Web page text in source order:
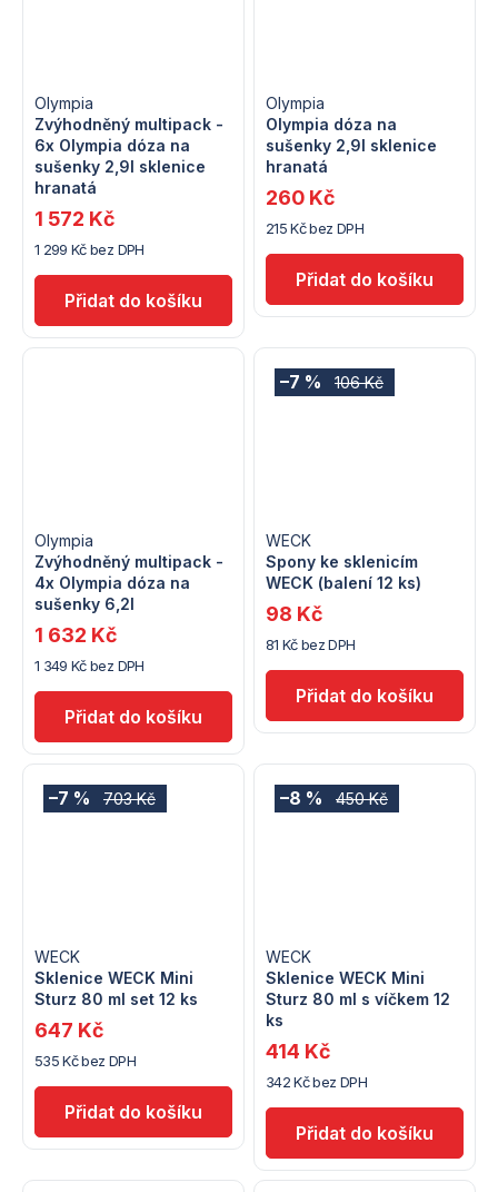
Zvýhodněný multipack -
6x Olympia dóza na
sušenky 2,9l sklenice
hranatá
Olympia
1 299 Kč bez DPH
1 572 Kč
Olympia dóza na
sušenky 2,9l sklenice
hranatá
Olympia
215 Kč bez DPH
260 Kč
Zvýhodněný multipack -
4x Olympia dóza na
sušenky 6,2l
Olympia
1 349 Kč bez DPH
1 632 Kč
106 Kč
–7 %
Spony ke sklenicím
WECK (balení 12 ks)
WECK
81 Kč bez DPH
98 Kč
703 Kč
–7 %
Sklenice WECK Mini
Sturz 80 ml set 12 ks
WECK
535 Kč bez DPH
647 Kč
450 Kč
–8 %
Sklenice WECK Mini
Sturz 80 ml s víčkem 12
ks
WECK
342 Kč bez DPH
414 Kč